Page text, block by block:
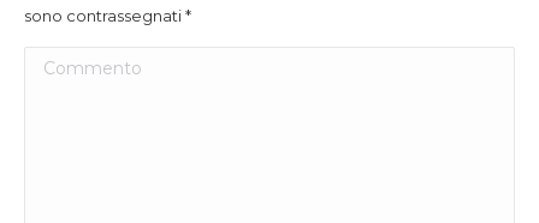
sono contrassegnati*
Commento